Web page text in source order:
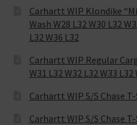
Carhartt WIP Klondike
Wash W28 L32 W30 L32
L32 W36 L32
Carhartt WIP Regular
W31 L32 W32 L32 W33 L32
Carhartt WIP S/S Chase
Carhartt WIP S/S Chase